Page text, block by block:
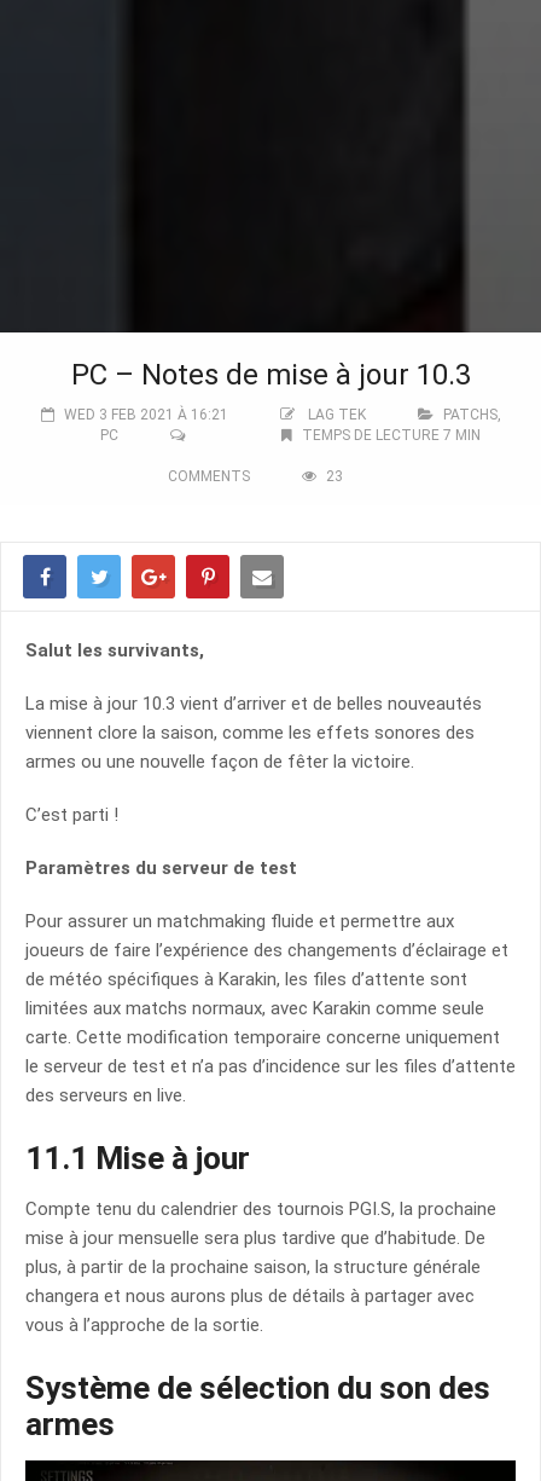
PC – Notes de mise à jour 10.3
WED 3 FEB 2021 À 16:21 LAG TEK PATCHS,
PC
TEMPS DE LECTURE 7 MIN
COMMENTS 23
Salut les survivants,
La mise à jour 10.3 vient d’arriver et de belles nouveautés
viennent clore la saison, comme les effets sonores des
armes ou une nouvelle façon de fêter la victoire.
C’est parti !
Paramètres du serveur de test
Pour assurer un matchmaking fluide et permettre aux
joueurs de faire l’expérience des changements d’éclairage et
de météo spécifiques à Karakin, les files d’attente sont
limitées aux matchs normaux, avec Karakin comme seule
carte. Cette modification temporaire concerne uniquement
le serveur de test et n’a pas d’incidence sur les files d’attente
des serveurs en live.
11.1 Mise à jour
Compte tenu du calendrier des tournois PGI.S, la prochaine
mise à jour mensuelle sera plus tardive que d’habitude. De
plus, à partir de la prochaine saison, la structure générale
changera et nous aurons plus de détails à partager avec
vous à l’approche de la sortie.
Système de sélection du son des
armes